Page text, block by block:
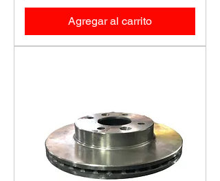
Agregar al carrito